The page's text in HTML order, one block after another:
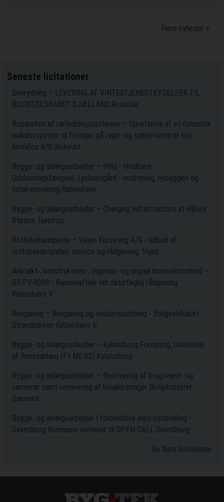
Flere nyheder »
Seneste licitationer
Snerydning – LEVERING AF VINTERTJENESTEYDELSER TIL
BOLIGSELSKABET SJÆLLAND Roskilde
Reparation af rørledningssystemer – Oprettelse af et dynamisk
indkøbssystem til foringer på regn- og spildevandsrør hos
Novafos A/S Birkerød
Bygge- og anlægsarbejder – HVU - Hvidovre
Udslusningsfængsel, Lysholmgård - nedrivning, nybyggeri og
totalrenovering København
Bygge- og anlægsarbejder – Charging Infrastructure at Hårlev
Station Taastrup
Rottebekæmpelse – Vejen Forsyning A/S - udbud af
rottebekæmpelse, service og rådgivning. Vejen
Arkitekt-, konstruktions-, ingeniør- og inspektionsvirksomhed –
DT-PV.R008 - Rammeaftale om naturfaglig rådgivning
København V
Rengøring – Rengøring og vinduespudsning - Boligselskabet
Strandparken København V
Bygge- og anlægsarbejder – Kalundborg Forsyning, Udvidelse
af Renseanlæg (F1.ME.02) Kalundborg
Bygge- og anlægsarbejder – Renovering af brugsvand- og
varmerør samt renovering af kloakledninger Boligkontoret
Danmark
Bygge- og anlægsarbejder i forbindelse med byudvikling –
Svendborg Kommune inviterer til OPEN CALL Svendborg
Se flere licitationer